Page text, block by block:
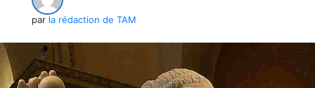
par la rédaction de TAM